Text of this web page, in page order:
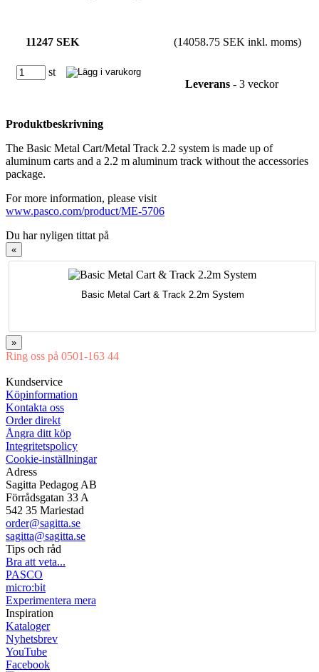
11247 SEK (14058.75 SEK inkl. moms)
st
Leverans - 3 veckor
Produktbeskrivning
The Basic Metal Cart/Metal Track 2.2 system is made up of
aluminum carts and a 2.2 m aluminum track without the accessories
package.
For more information, please visit
www.pasco.com/product/ME-5706
Du har nyligen tittat på
«
Basic Metal Cart & Track 2.2m System
»
Ring oss på 0501-163 44
Kundservice
Köpinformation
Kontakta oss
Order direkt
Ångra ditt köp
Integritetspolicy
Cookie-inställningar
Adress
Sagitta Pedagog AB
Förrådsgatan 33 A
542 35 Mariestad
order@sagitta.se
sagitta@sagitta.se
Tips och råd
Bra att veta...
PASCO
micro:bit
Experimentera mera
Inspiration
Kataloger
Nyhetsbrev
YouTube
Facebook